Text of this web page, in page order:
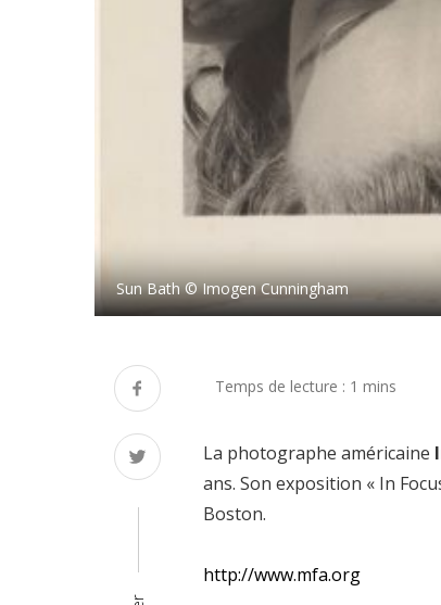
Sun Bath © Imogen Cunningham
La photographe américaine
ans. Son exposition « In
Boston.
http://www.mfa.org